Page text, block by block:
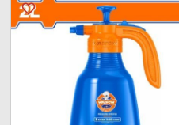
favorite_border